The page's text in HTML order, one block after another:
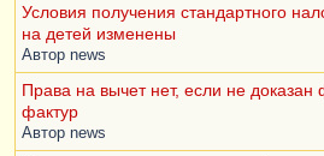
Условия получения стандартного
на детей изменены
Автор news
Права на вычет нет, если не доказан
фактур
Автор news